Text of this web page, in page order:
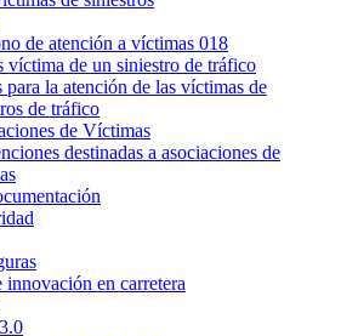
de atención a víctimas 018
víctima de un siniestro de tráfico
para la atención de las víctimas de
de tráfico
de Víctimas
destinadas a asociaciones de
innovación en carretera